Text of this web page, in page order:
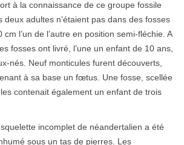
à la connaissance de ce groupe fossile
deux adultes n’étaient pas dans des fosses
l’un de l’autre en position semi-fléchie. A
fosses ont livré, l’une un enfant de 10 ans,
nés. Neuf monticules furent découverts,
à sa base un fœtus. Une fosse, scellée
contenait également un enfant de trois
incomplet de néandertalien a été
sous un tas de pierres. Les